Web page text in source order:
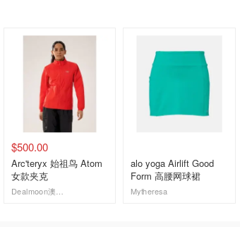
$500.00
Arc'teryx 始祖鸟 Atom
女款夹克
alo yoga Airlift Good
Form 高腰网球裙
Mytheresa